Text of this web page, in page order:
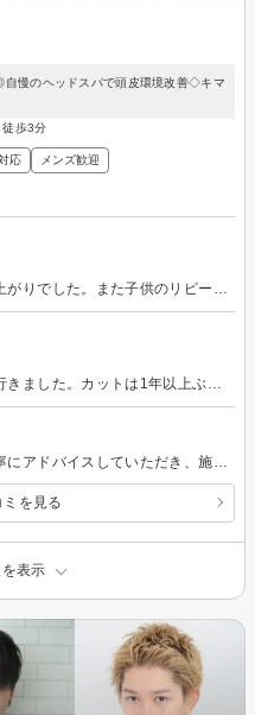
自慢のヘッドスパで頭皮環境改善◇キマ
徒歩3分
応 メンズ歓迎
を見る
表示